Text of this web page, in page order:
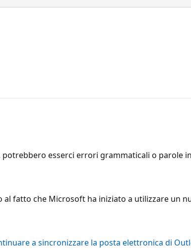
esserci errori grammaticali o parole
fatto che Microsoft ha iniziato a utilizzare un
a sincronizzare la posta elettronica di